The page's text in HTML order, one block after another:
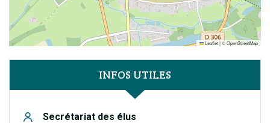
Leaflet|©OpenStreetMap
INFOS UTILES
Secrétariat des élus